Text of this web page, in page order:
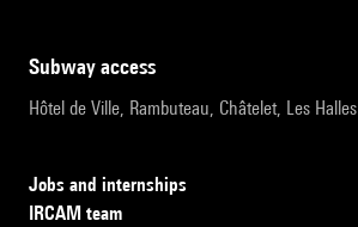
subway access
Hôtel de Ville, Rambuteau, Châtelet, Les Halles
Jobs and internships
IRCAM team